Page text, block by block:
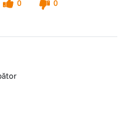
blitului. Informatii
compozitia: grila,
0
0